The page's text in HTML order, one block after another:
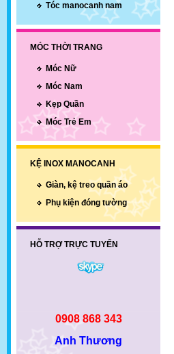
Tóc manocanh nam
MÓC THỜI TRANG
Móc Nữ
Móc Nam
Kẹp Quần
Móc Trẻ Em
KỆ INOX MANOCANH
Giàn, kệ treo quần áo
Phụ kiện đóng tường
HỖ TRỢ TRỰC TUYẾN
0908 868 343
Anh Thương